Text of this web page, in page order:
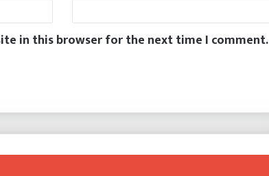
in this browser for the next time I comment.